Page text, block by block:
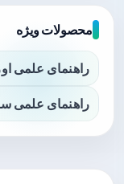
محصولات ویژه
راهنمای علمی
راهنمای علمی